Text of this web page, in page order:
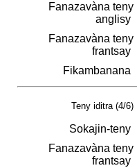
Fanazavàna teny
anglisy
Fanazavàna teny
frantsay
Fikambanana
Teny iditra (4/6)
Sokajin-teny
Fanazavàna teny
frantsay